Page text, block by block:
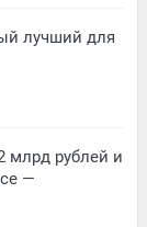
лучший для
млрд рублей и
—